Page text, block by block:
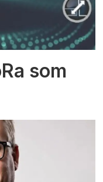
som